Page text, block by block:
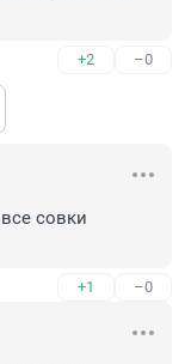
+2 –0
совки
+1 –0